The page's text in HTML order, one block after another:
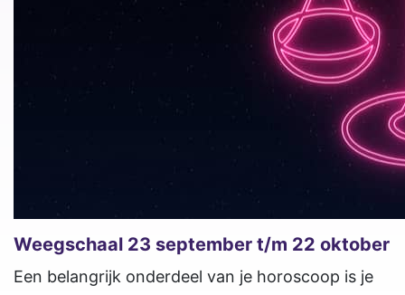
Weegschaal 23 september t/m 22 oktober
Een belangrijk onderdeel van je horoscoop is je